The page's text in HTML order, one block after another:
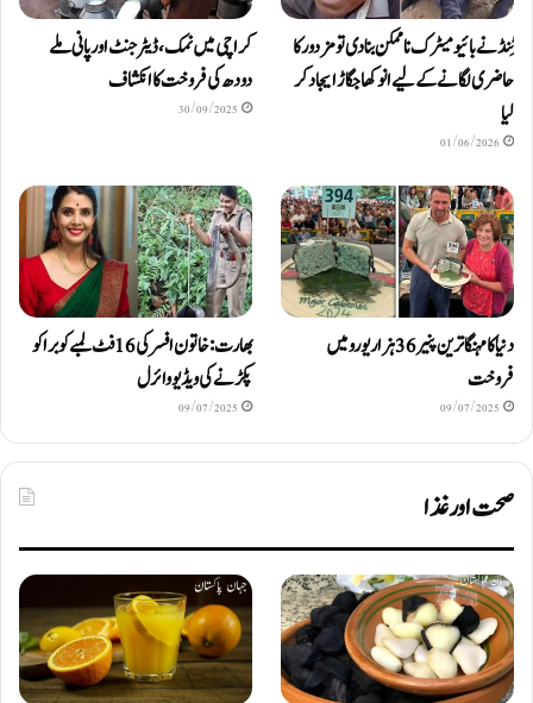
ٹِنڈ نے بائیومیٹرک ناممکن بنا دی تو مزدور کا
حاضری لگانے کے لیے انوکھا جگاڑ ایجاد کر
لیا
01/06/2026
کراچی میں نمک، ڈیٹرجنٹ اور پانی ملے
دودھ کی فروخت کا انکشاف
30/09/2025
دنیا کا مہنگا ترین پنیر 36 ہزار یورو میں
فروخت
09/07/2025
بھارت: خاتون افسر کی 16 فٹ لمبے کوبرا کو
پکڑنے کی ویڈیو وائرل
09/07/2025
صحت اور غذا